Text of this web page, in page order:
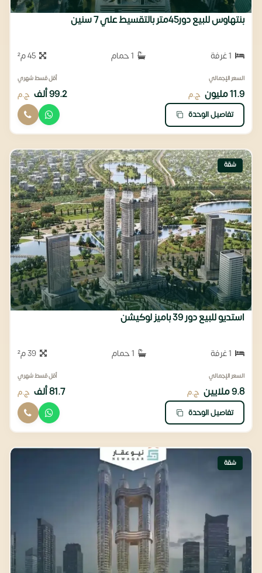
بنتهاوس للبيع دور45متر بالتقسيط علي 7 سنين
45 م²
السعر الإجمالي
11.9 مليون ج.م
أقل قسط شهري
99.2 ألف ج.م
تفاصيل الوحدة
شقة
استديو للبيع دور 39 باميز لوكيشن
39 م²
السعر الإجمالي
9.8 ملايين ج.م
أقل قسط شهري
81.7 ألف ج.م
تفاصيل الوحدة
شقة